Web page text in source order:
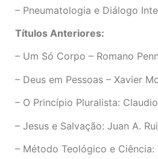
– Pneumatologia e Diálogo
Títulos Anteriores:
– Um Só Corpo – Romano
– Deus em Pessoas – Xavier
– O Princípio Pluralista:
– Jesus e Salvação: Juan A.
– Método Teológico e Ciência: